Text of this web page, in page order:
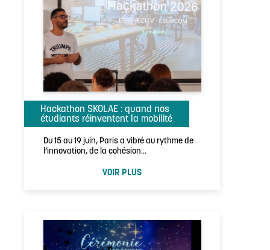
Hackathon SKOLAE : quand nos
étudiants réinventent la mobilité
Du 15 au 19 juin, Paris a vibré au rythme de
l’innovation, de la cohésion…
VOIR PLUS